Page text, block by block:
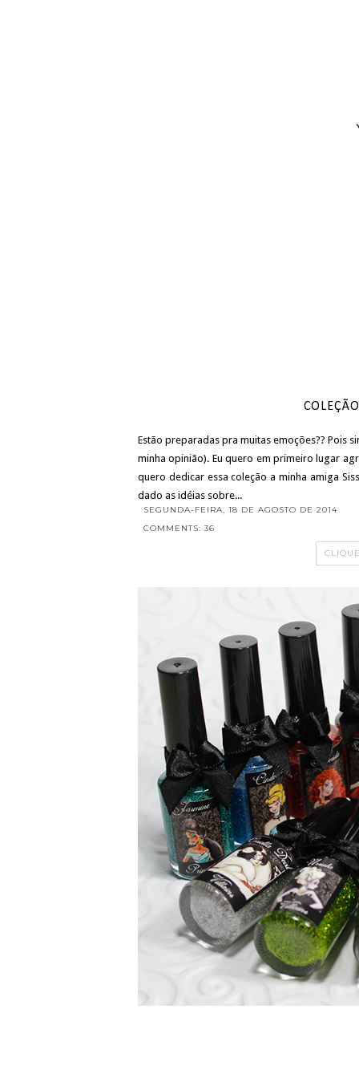
Estão preparadas pra muitas emoções?? Pois
minha opinião). Eu quero em primeiro lugar
quero dedicar essa coleção a minha amiga
dado as idéias sobre...
SEGUNDA-FEIRA, 18 DE AGOSTO DE 2014
COMMENTS: 36